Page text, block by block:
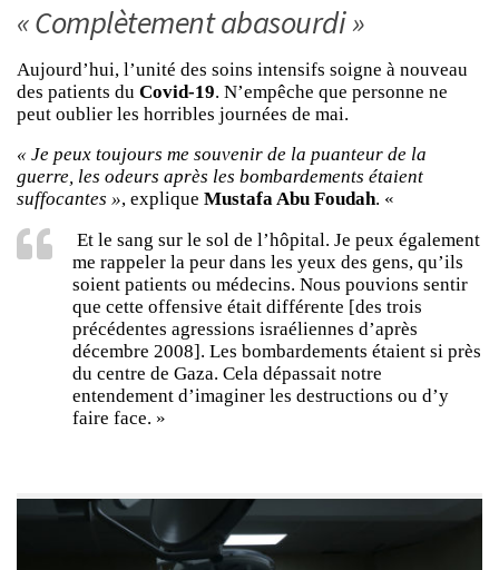
« Complètement abasourdi »
Aujourd’hui, l’unité des soins intensifs soigne à nouveau
des patients du Covid-19. N’empêche que personne ne
peut oublier les horribles journées de mai.
« Je peux toujours me souvenir de la puanteur de la
guerre, les odeurs après les bombardements étaient
suffocantes », explique Mustafa Abu Foudah. «
Et le sang sur le sol de l’hôpital. Je peux également
me rappeler la peur dans les yeux des gens, qu’ils
soient patients ou médecins. Nous pouvions sentir
que cette offensive était différente [des trois
précédentes agressions israéliennes d’après
décembre 2008]. Les bombardements étaient si près
du centre de Gaza. Cela dépassait notre
entendement d’imaginer les destructions ou d’y
faire face. »